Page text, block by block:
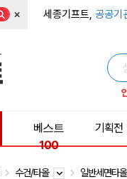
× 세종기프트, 공공기
베스트
100
기획전
수건/타올 일반세면타